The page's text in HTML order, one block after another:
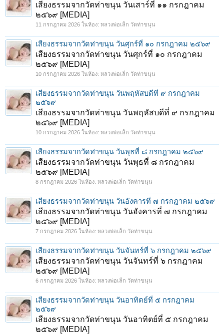
เสียงธรรมจากวัดท่าขนุน วันเสาร์ที่ ๑๑ กรกฎาคม
๒๕๖๙ [MEDIA]
11 กรกฎาคม 2026 ในห้อง: หลวงพ่อเล็ก วัดท่าขนุน
เสียงธรรมจากวัดท่าขนุน วันศุกร์ที่ ๑๐ กรกฎาคม ๒๕๖๙
เสียงธรรมจากวัดท่าขนุน วันศุกร์ที่ ๑๐ กรกฎาคม
๒๕๖๙ [MEDIA]
10 กรกฎาคม 2026 ในห้อง: หลวงพ่อเล็ก วัดท่าขนุน
เสียงธรรมจากวัดท่าขนุน วันพฤหัสบดีที่ ๙ กรกฎาคม
๒๕๖๙
เสียงธรรมจากวัดท่าขนุน วันพฤหัสบดีที่ ๙ กรกฎาคม
๒๕๖๙ [MEDIA]
10 กรกฎาคม 2026 ในห้อง: หลวงพ่อเล็ก วัดท่าขนุน
เสียงธรรมจากวัดท่าขนุน วันพุธที่ ๘ กรกฎาคม ๒๕๖๙
เสียงธรรมจากวัดท่าขนุน วันพุธที่ ๘ กรกฎาคม
๒๕๖๙ [MEDIA]
8 กรกฎาคม 2026 ในห้อง: หลวงพ่อเล็ก วัดท่าขนุน
เสียงธรรมจากวัดท่าขนุน วันอังคารที่ ๗ กรกฎาคม ๒๕๖๙
เสียงธรรมจากวัดท่าขนุน วันอังคารที่ ๗ กรกฎาคม
๒๕๖๙ [MEDIA]
7 กรกฎาคม 2026 ในห้อง: หลวงพ่อเล็ก วัดท่าขนุน
เสียงธรรมจากวัดท่าขนุน วันจันทร์ที่ ๖ กรกฎาคม ๒๕๖๙
เสียงธรรมจากวัดท่าขนุน วันจันทร์ที่ ๖ กรกฎาคม
๒๕๖๙ [MEDIA]
6 กรกฎาคม 2026 ในห้อง: หลวงพ่อเล็ก วัดท่าขนุน
เสียงธรรมจากวัดท่าขนุน วันอาทิตย์ที่ ๕ กรกฎาคม
๒๕๖๙
เสียงธรรมจากวัดท่าขนุน วันอาทิตย์ที่ ๕ กรกฎาคม
๒๕๖๙ [MEDIA]
2 4 5 6 →